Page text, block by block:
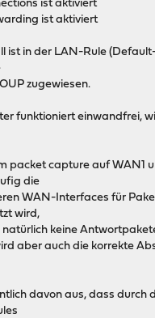
ist aktiviert
ist aktiviert
ist in der LAN-Rule
zugewiesen.
funktioniert einwandfrei,
packet capture auf WAN1
die
WAN-Interfaces für
wird,
keine
aber auch die korrekte
davon aus, dass durch